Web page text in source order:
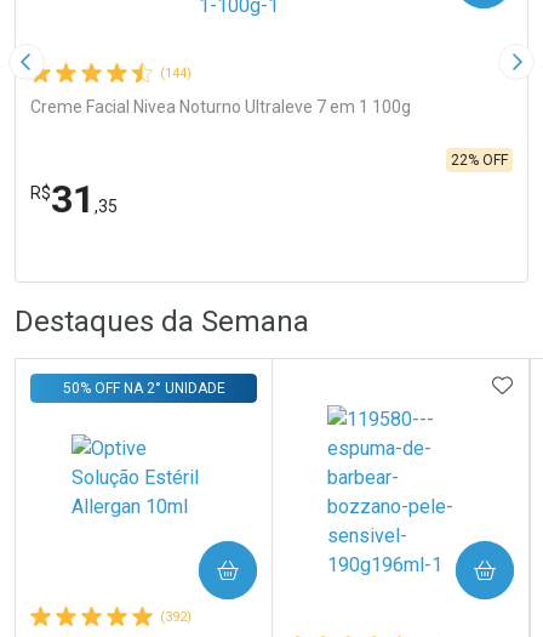
Imagem Anterior (144)
Creme Facial Nivea Noturno Ultraleve 7 em 1 100g
R$31 ,35
22% OFF
Laboratório
Ativar Desconto
Comprar sem Desconto
Comprar sem Desconto
Destaques da Semana
(392)
50% OFF NA 2° UNIDADE
COMPRAR COMPRAR